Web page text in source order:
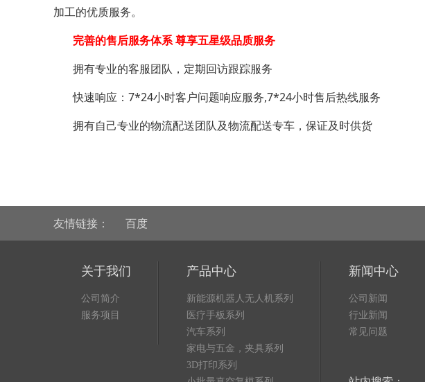
加工的优质服务。
完善的售后服务体系 尊享五星级品质服务
拥有专业的客服团队，定期回访跟踪服务
快速响应：7*24小时客户问题响应服务,7*24小时售后热线服务
拥有自己专业的物流配送团队及物流配送专车，保证及时供货
友情链接： 百度
关于我们
公司简介
服务项目
产品中心
新能源机器人无人机系列
医疗手板系列
汽车系列
家电与五金，夹具系列
3D打印系列
新闻中心
公司新闻
行业新闻
常见问题